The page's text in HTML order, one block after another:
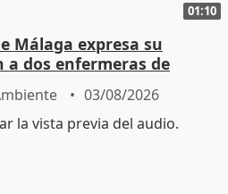
01:10
Málaga expresa su
a dos enfermeras de
03/08/2026